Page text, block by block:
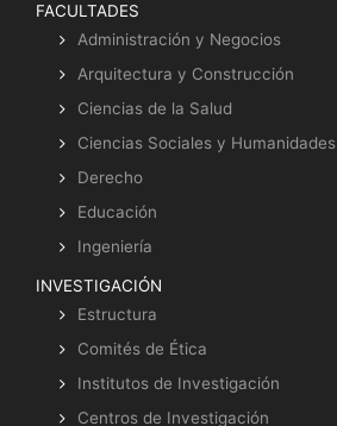
FACULTADES
Administración y Negocios
Arquitectura y Construcción
Ciencias de la Salud
Ciencias Sociales y Humanidades
Derecho
Educación
Ingeniería
INVESTIGACIÓN
Estructura
Comités de Ética
Institutos de Investigación
Centros de Investigación